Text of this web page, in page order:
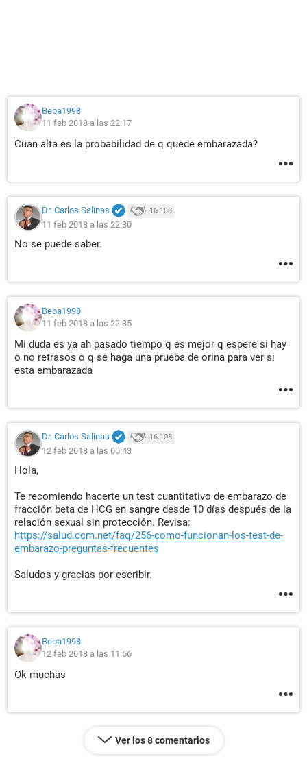
Beba1998
11 feb 2018 a las 22:17
Cuan alta es la probabilidad de q quede embarazada?
Dr. Carlos Salinas 16.108
11 feb 2018 a las 22:30
No se puede saber.
Beba1998
11 feb 2018 a las 22:35
Mi duda es ya ah pasado tiempo q es mejor q espere si hay
o no retrasos o q se haga una prueba de orina para ver si
esta embarazada
Dr. Carlos Salinas 16.108
12 feb 2018 a las 00:43
Hola,
Te recomiendo hacerte un test cuantitativo de embarazo de
fracción beta de HCG en sangre desde 10 días después de la
relación sexual sin protección. Revisa:
https://salud.ccm.net/faq/256-como-funcionan-los-test-de-
embarazo-preguntas-frecuentes
Saludos y gracias por escribir.
Beba1998
12 feb 2018 a las 11:56
Ok muchas
Ver los 8 comentarios